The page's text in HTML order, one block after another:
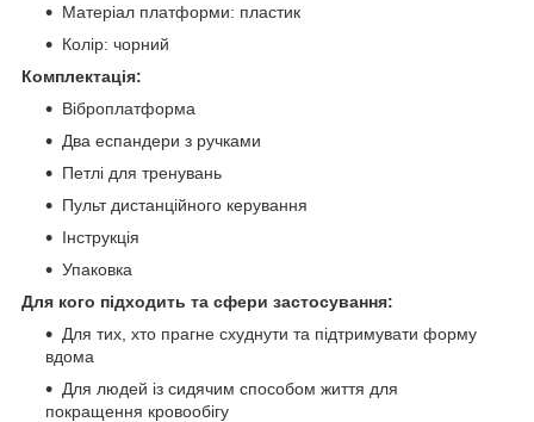
Матеріал платформи: пластик
Колір: чорний
Комплектація:
Віброплатформа
Два еспандери з ручками
Петлі для тренувань
Пульт дистанційного керування
Інструкція
Упаковка
Для кого підходить та сфери застосування:
Для тих, хто прагне схуднути та підтримувати форму
вдома
Для людей із сидячим способом життя для
покращення кровообігу